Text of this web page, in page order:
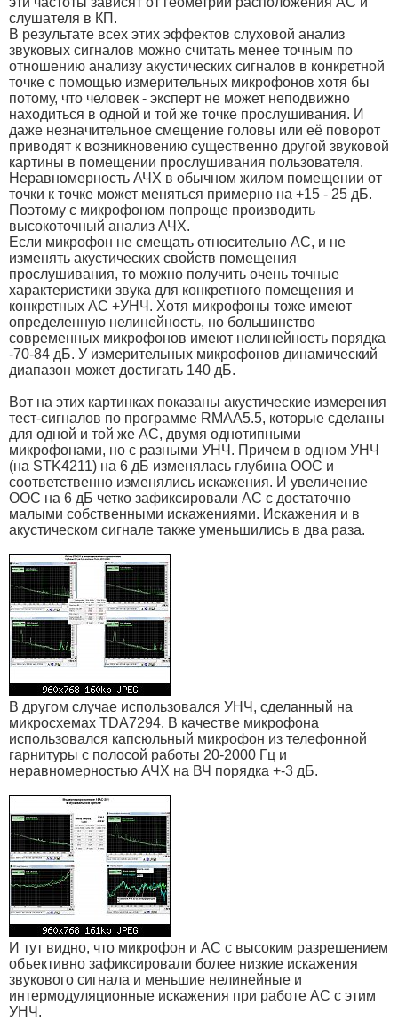
слушателя в КП.
В результате всех этих эффектов слуховой анализ
звуковых сигналов можно считать менее точным по
отношению анализу акустических сигналов в конкретной
точке с помощью измерительных микрофонов хотя бы
потому, что человек - эксперт не может неподвижно
находиться в одной и той же точке прослушивания. И
даже незначительное смещение головы или её поворот
приводят к возникновению существенно другой звуковой
картины в помещении прослушивания пользователя.
Неравномерность АЧХ в обычном жилом помещении от
точки к точке может меняться примерно на +15 - 25 дБ.
Поэтому с микрофоном попроще производить
высокоточный анализ АЧХ.
Если микрофон не смещать относительно АС, и не
изменять акустических свойств помещения
прослушивания, то можно получить очень точные
характеристики звука для конкретного помещения и
конкретных АС +УНЧ. Хотя микрофоны тоже имеют
определенную нелинейность, но большинство
современных микрофонов имеют нелинейность порядка
-70-84 дБ. У измерительных микрофонов динамический
диапазон может достигать 140 дБ.
Вот на этих картинках показаны акустические измерения
тест-сигналов по программе RMAA5.5, которые сделаны
для одной и той же АС, двумя однотипными
микрофонами, но с разными УНЧ. Причем в одном УНЧ
(на STK4211) на 6 дБ изменялась глубина ООС и
соответственно изменялись искажения. И увеличение
ООС на 6 дБ четко зафиксировали АС с достаточно
малыми собственными искажениями. Искажения и в
акустическом сигнале также уменьшились в два раза.
В другом случае использовался УНЧ, сделанный на
микросхемах TDA7294. В качестве микрофона
использовался капсюльный микрофон из телефонной
гарнитуры с полосой работы 20-2000 Гц и
неравномерностью АЧХ на ВЧ порядка +-3 дБ.
И тут видно, что микрофон и АС с высоким разрешением
объективно зафиксировали более низкие искажения
звукового сигнала и меньшие нелинейные и
интермодуляционные искажения при работе АС с этим
УНЧ.